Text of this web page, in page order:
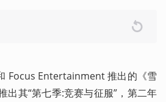
Focus Entertainment 推出的《雪
出其“第七季:竞赛与征服”，第二年